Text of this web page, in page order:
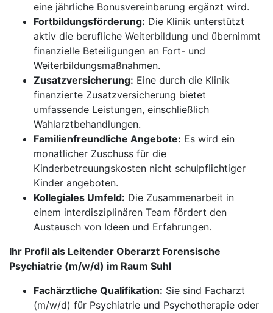
eine jährliche Bonusvereinbarung ergänzt wird.
Fortbildungsförderung: Die Klinik unterstützt
aktiv die berufliche Weiterbildung und übernimmt
finanzielle Beteiligungen an Fort- und
Weiterbildungsmaßnahmen.
Zusatzversicherung: Eine durch die Klinik
finanzierte Zusatzversicherung bietet
umfassende Leistungen, einschließlich
Wahlarztbehandlungen.
Familienfreundliche Angebote: Es wird ein
monatlicher Zuschuss für die
Kinderbetreuungskosten nicht schulpflichtiger
Kinder angeboten.
Kollegiales Umfeld: Die Zusammenarbeit in
einem interdisziplinären Team fördert den
Austausch von Ideen und Erfahrungen.
Ihr Profil als Leitender Oberarzt Forensische
Psychiatrie (m/w/d) im Raum Suhl
Fachärztliche Qualifikation: Sie sind Facharzt
(m/w/d) für Psychiatrie und Psychotherapie oder